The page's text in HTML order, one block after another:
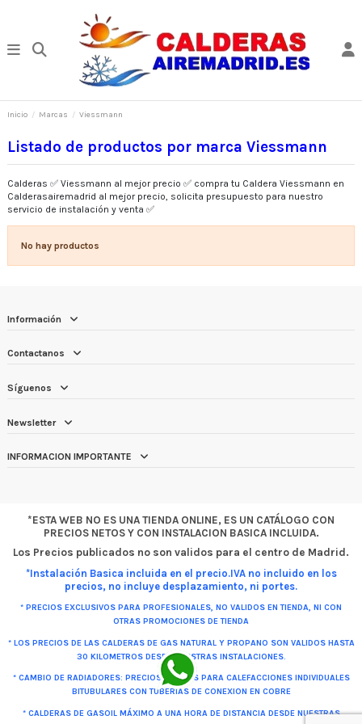
Inicio Marcas Viessmann
Listado de productos por marca Viessmann
Calderas ✅ Viessmann al mejor precio ✅ compra tu Caldera Viessmann en
Calderasairemadrid al mejor precio, solicita presupuesto para nuestro
servicio de instalación y venta ✅
No hay productos
Información
Contactanos
Síguenos
Newsletter
INFORMACION IMPORTANTE
*ESTA WEB NO ES UNA TIENDA ONLINE, ES UN CATÁLOGO CON
PRECIOS NETOS Y CON INSTALACION BASICA INCLUIDA.
Los Precios publicados no son validos para el centro de Madrid.
*Instalación Basica incluida en el precio.IVA no incluido en los
precios, no incluye desplazamiento, ni portes.
* PRECIOS EXCLUSIVOS PARA PROFESIONALES, NO VALIDOS EN TIENDA, NI CON
OTRAS PROMOCIONES DE TIENDA
* LOS PRECIOS DE LAS CALDERAS DE GAS NATURAL Y PROPANO SON VALIDOS HASTA
30 KILOMETROS DESDE NUESTRAS INSTALACIONES.
* CAMBIO DE RADIADORES: PRECIOS VALIDOS PARA CALEFACCIONES INDIVIDUALES
BITUBULARES CON TUBERIAS DE CONEXION EN COBRE
* CALDERAS DE GASOIL MÁXIMO A UNA HORA DE DISTANCIA DESDE NUESTRAS